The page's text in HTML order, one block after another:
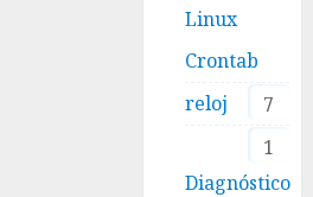
Linux
Crontab
7
reloj
1
Diagnóstico